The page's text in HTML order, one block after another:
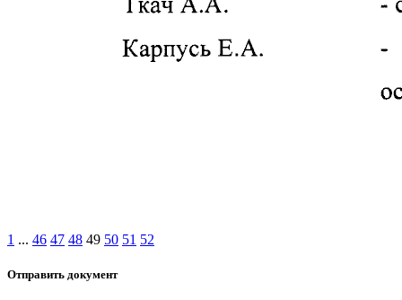
1 ... 46 47 48 49 50 51 52
Отправить документ